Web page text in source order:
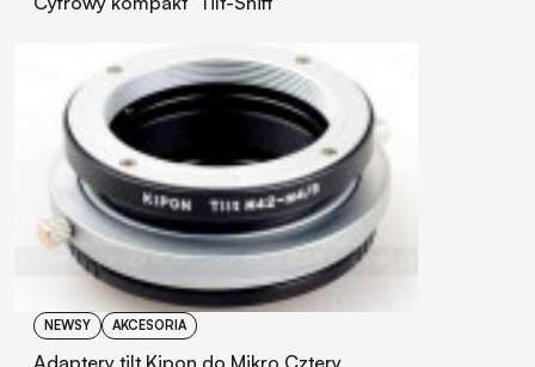
NEWSY AKCESORIA
Adaptery tilt Kipon do Mikro Cztery